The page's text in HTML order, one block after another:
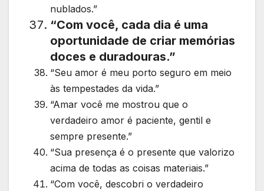
nublados.”
“Com você, cada dia é uma
oportunidade de criar memórias
doces e duradouras.”
“Seu amor é meu porto seguro em meio
às tempestades da vida.”
“Amar você me mostrou que o
verdadeiro amor é paciente, gentil e
sempre presente.”
“Sua presença é o presente que valorizo
acima de todas as coisas materiais.”
“Com você, descobri o verdadeiro